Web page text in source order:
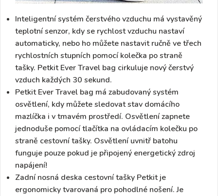
Inteligentní systém čerstvého vzduchu má vystavěný
teplotní senzor, kdy se rychlost vzduchu nastaví
automaticky, nebo ho můžete nastavit ručně ve třech
rychlostních stupních pomocí kolečka po straně
tašky. Petkit Ever Travel bag cirkuluje nový čerstvý
vzduch každých 30 sekund.
Petkit Ever Travel bag má zabudovaný systém
osvětlení, kdy můžete sledovat stav domácího
mazlíčka i v tmavém prostředí. Osvětlení zapnete
jednoduše pomocí tlačítka na ovládacím kolečku po
straně cestovní tašky. Osvětlení uvnitř batohu
funguje pouze pokud je připojený energetický zdroj
napájení!
Zadní nosná deska cestovní tašky Petkit je
ergonomicky tvarovaná pro pohodlné nošení.Je